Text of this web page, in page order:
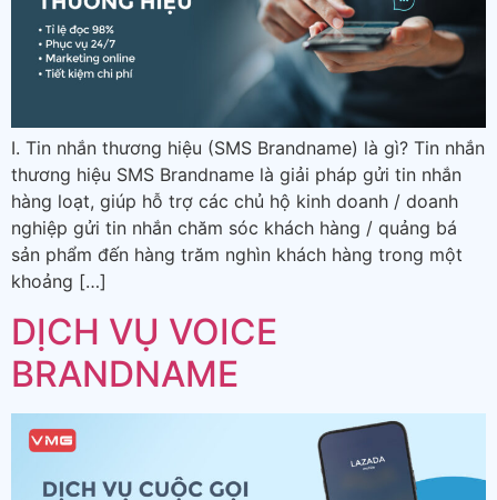
I. Tin nhắn thương hiệu (SMS Brandname) là gì? Tin nhắn
thương hiệu SMS Brandname là giải pháp gửi tin nhắn
hàng loạt, giúp hỗ trợ các chủ hộ kinh doanh / doanh
nghiệp gửi tin nhắn chăm sóc khách hàng / quảng bá
sản phẩm đến hàng trăm nghìn khách hàng trong một
khoảng […]
DỊCH VỤ VOICE
BRANDNAME